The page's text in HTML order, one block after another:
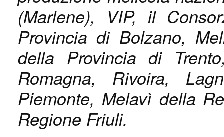
(Marlene), VIP, il
Provincia di Bolzano,
della Provincia di
Romagna, Rivoira,
Piemonte, Melavì della
Regione Friuli.